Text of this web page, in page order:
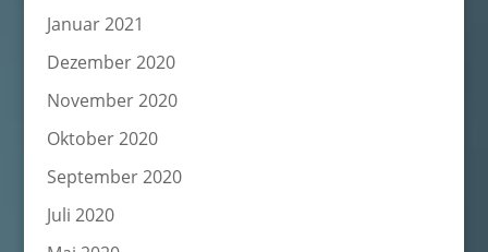
Januar 2021
Dezember 2020
November 2020
Oktober 2020
September 2020
Juli 2020